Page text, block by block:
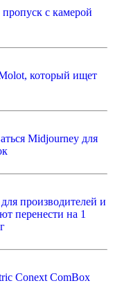
с камерой
который ищет
Midjourney для
производителей и
перенести на 1
Conext ComBox